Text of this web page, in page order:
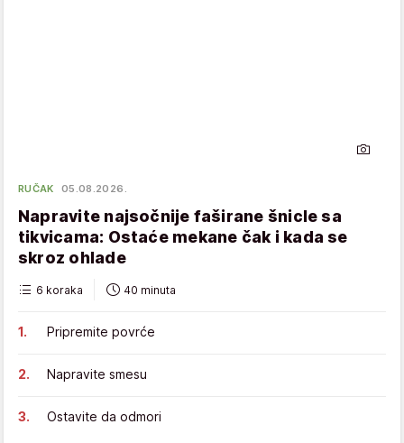
RUČAK 05.08.2026.
Napravite najsočnije faširane šnicle sa
tikvicama: Ostaće mekane čak i kada se
skroz ohlade
6 koraka 40 minuta
Pripremite povrće
Napravite smesu
Ostavite da odmori